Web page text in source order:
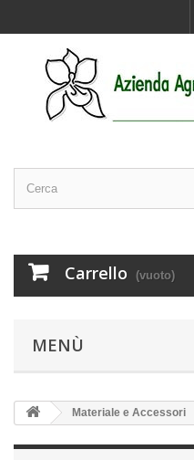
Carrello (vuoto)
MENÙ
Materiale e Accessori